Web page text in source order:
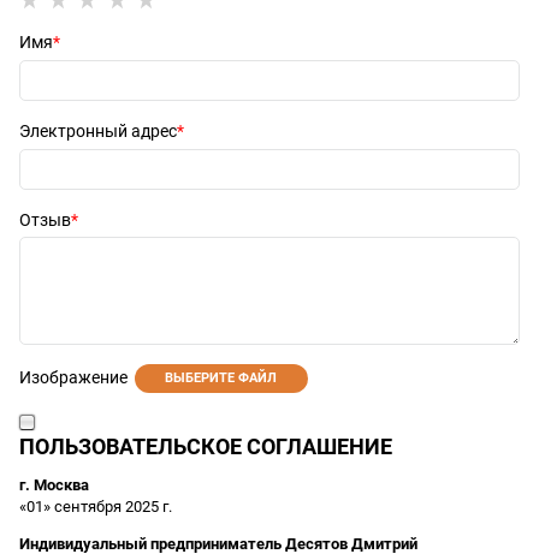
Имя
Электронный адрес
Отзыв
Изображение ВЫБЕРИТЕ ФАЙЛ
ПОЛЬЗОВАТЕЛЬСКОЕ СОГЛАШЕНИЕ
г. Москва
«01» сентября 2025 г.
Индивидуальный предприниматель Десятов Дмитрий